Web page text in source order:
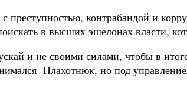
преступностью, контрабандой и
в высших эшелонах власти,
и не своими силами, чтобы в
Плахотнюк, но под